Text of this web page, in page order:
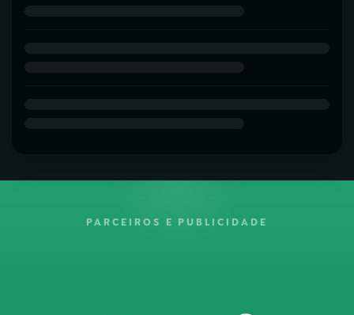
PARCEIROS E PUBLICIDADE